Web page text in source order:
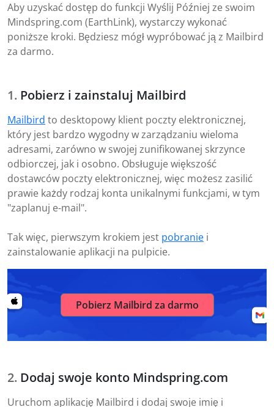
Aby uzyskać dostęp do funkcji Wyślij Później ze swoim
Mindspring.com (EarthLink), wystarczy wykonać
poniższe kroki. Będziesz mógł wypróbować ją z Mailbird
za darmo.
Pobierz i zainstaluj Mailbird
Mailbird to desktopowy klient poczty elektronicznej,
który jest bardzo wygodny w zarządzaniu wieloma
adresami, zarówno w swojej zunifikowanej skrzynce
odbiorczej, jak i osobno. Obsługuje większość
dostawców poczty elektronicznej, więc możesz zasilić
prawie każdy rodzaj konta unikalnymi funkcjami, w tym
"zaplanuj e-mail".
Tak więc, pierwszym krokiem jest pobranie i
zainstalowanie aplikacji na pulpicie.
Pobierz Mailbird za darmo
Dodaj swoje konto Mindspring.com
Uruchom aplikację Mailbird i dodaj swoje imię i